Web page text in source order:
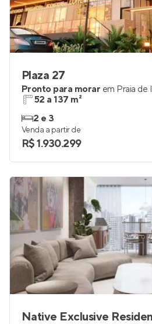
Plaza 27
Pronto para morar em Praia de
52 a 137 m²
2 e 3
Venda a partir de
R$ 1.930.299
Native Exclusive